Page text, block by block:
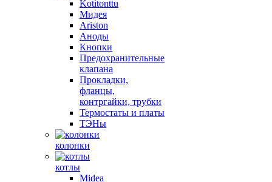
Kotitonttu
Мидея
Ariston
Аноды
Кнопки
Предохранительные
клапана
Прокладки,
фланцы,
контргайки, трубки
Термостаты и платы
ТЭНы
колонки
котлы
Midea